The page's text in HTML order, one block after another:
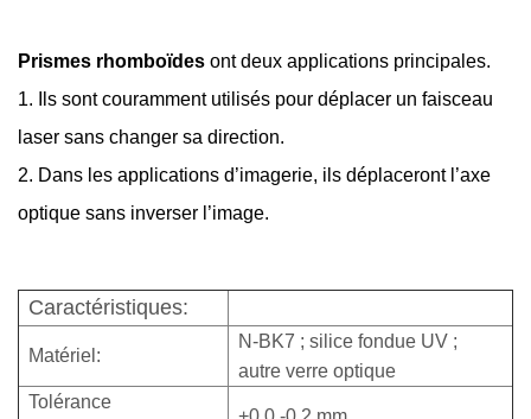
Prismes rhomboïdes ont deux applications principales.
1. Ils sont couramment utilisés pour déplacer un faisceau
laser sans changer sa direction.
2. Dans les applications d’imagerie, ils déplaceront l’axe
optique sans inverser l’image.
Caractéristiques:
Matériel:
N-BK7 ; silice fondue UV ;
autre verre optique
Tolérance